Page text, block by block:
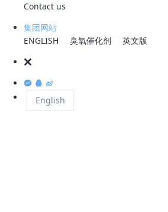
Contact us
集团网站
ENGLISH
臭氧催化剂 英文版
English
处理难点
设备要求高：含油量波动
化学破乳局限：化学破乳可